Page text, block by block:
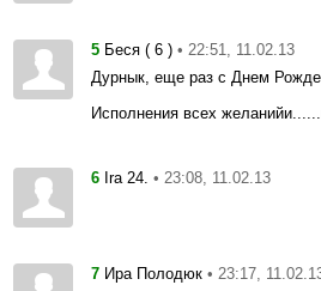
5 Беся ( 6 ) • 22:51, 11.02.13
Дурнык, еще раз с Днем
Исполнения всех
6 Ira 24. • 23:08, 11.02.13
7 Ира Полодюк • 23:17,